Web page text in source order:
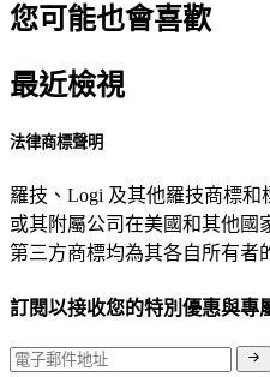
您可能也會喜歡
最近檢視
法律商標聲明
羅技、Logi 及其他羅技商標和
或其附屬公司在美國和其他國
第三方商標均為其各自所有者
訂閱以接收您的特別優惠與專